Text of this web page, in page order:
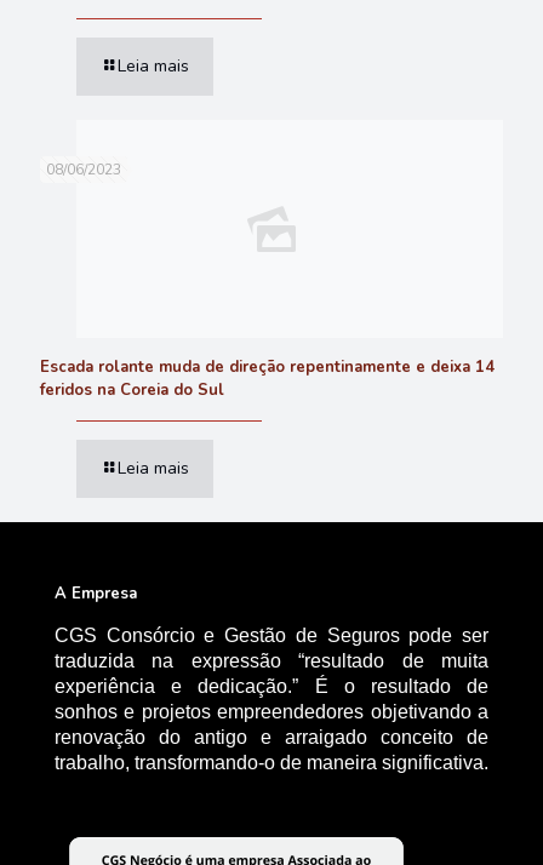
Leia mais
08/06/2023
Escada rolante muda de direção repentinamente e deixa 14
feridos na Coreia do Sul
Leia mais
A Empresa
CGS Consórcio e Gestão de Seguros pode ser
traduzida na expressão “resultado de muita
experiência e dedicação.” É o resultado de
sonhos e projetos empreendedores objetivando a
renovação do antigo e arraigado conceito de
trabalho, transformando-o de maneira significativa.